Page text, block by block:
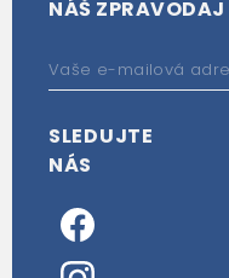
NÁŠ ZPRAVODAJ
SLEDUJTE
NÁS